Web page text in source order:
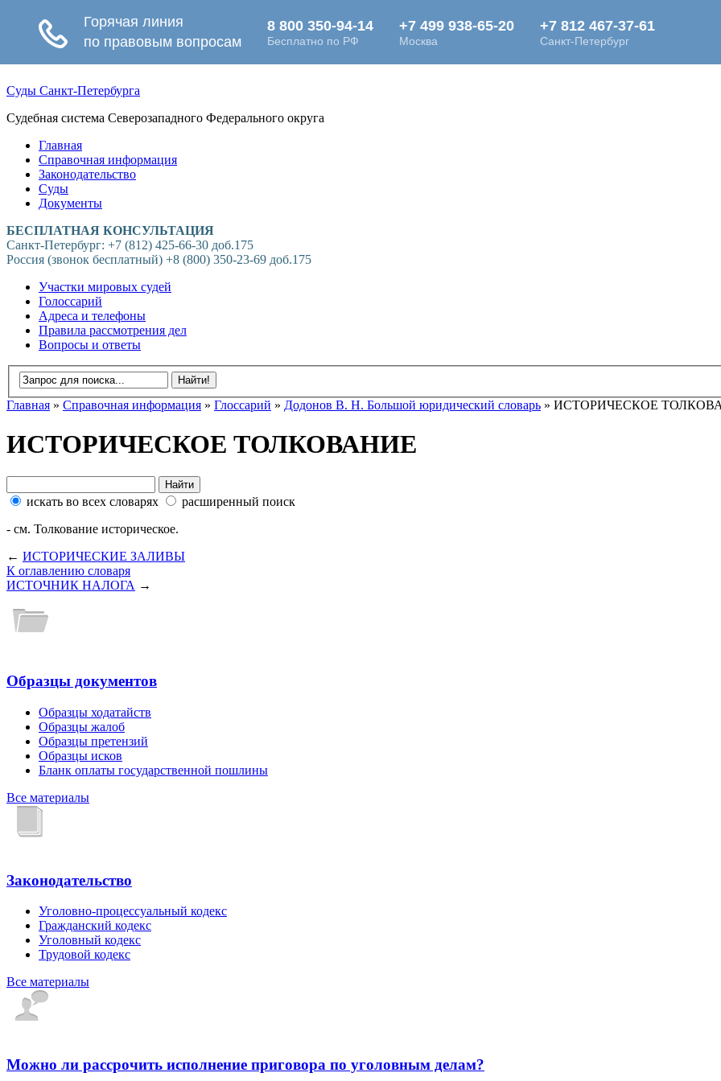
Суды Санкт-Петербурга
Судебная система Северозападного Федерального округа
Главная
Справочная информация
Законодательство
Суды
Документы
БЕСПЛАТНАЯ КОНСУЛЬТАЦИЯ
Санкт-Петербург: +7 (812) 425-66-30 доб.175
Россия (звонок бесплатный) +8 (800) 350-23-69 доб.175
Участки мировых судей
Голоссарий
Адреса и телефоны
Правила рассмотрения дел
Вопросы и ответы
Главная » Справочная информация » Глоссарий » Додонов В. Н. Большой юридический словарь » ИСТОРИЧЕСКОЕ
ИСТОРИЧЕСКОЕ ТОЛКОВАНИЕ
искать во всех словарях
расширенный поиск
- см. Толкование историческое.
← ИСТОРИЧЕСКИЕ ЗАЛИВЫ
К оглавлению словаря
ИСТОЧНИК НАЛОГА →
Образцы документов
Образцы ходатайств
Образцы жалоб
Образцы претензий
Образцы исков
Бланк оплаты государственной пошлины
Все материалы
Законодательство
Уголовно-процессуальный кодекс
Гражданский кодекс
Уголовный кодекс
Трудовой кодекс
Все материалы
Можно ли рассрочить исполнение приговора по уголовным делам?